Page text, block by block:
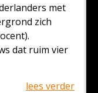
met
zich
dat ruim vier
lees verder